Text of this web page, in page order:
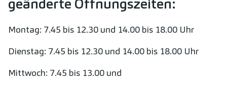
Montag: 7.45 bis 12.30 und 14.00 bis 18.00 Uhr
Dienstag: 7.45 bis 12.30 und 14.00 bis 18.00 Uhr
Mittwoch: 7.45 bis 13.00 und